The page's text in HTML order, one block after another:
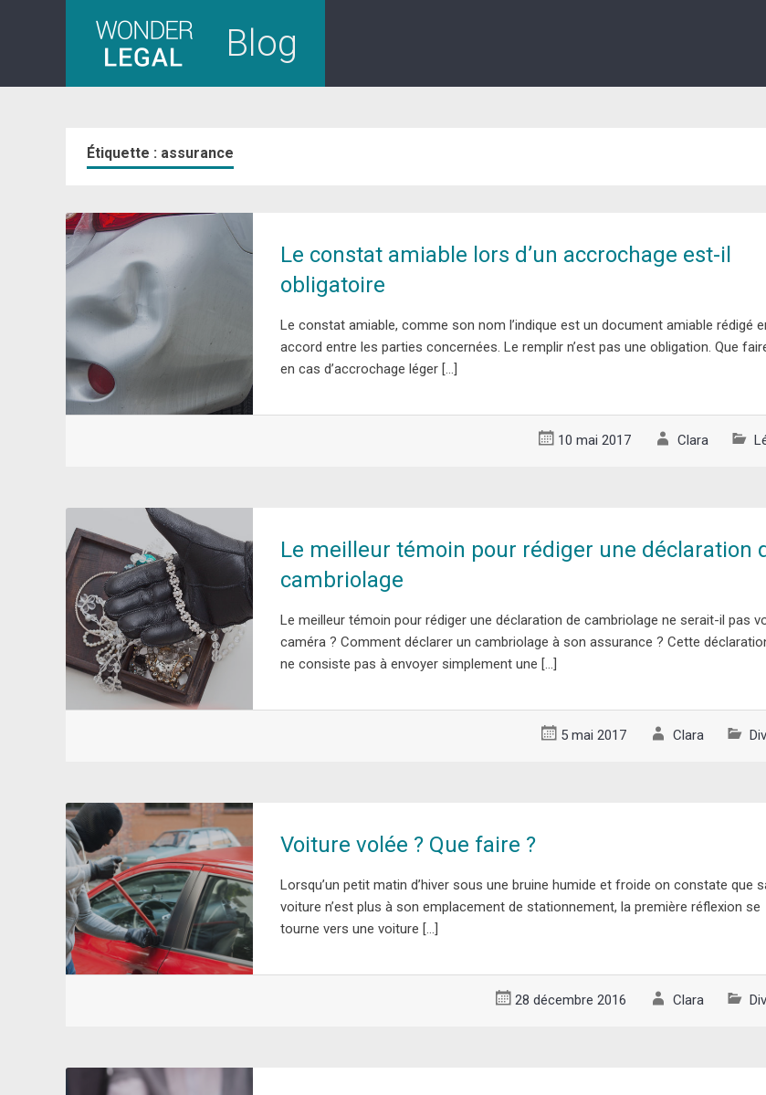
Blog
Étiquette : assurance
Le constat amiable lors d’un accrochage est-il
obligatoire
Le constat amiable, comme son nom l’indique est un document amiable rédigé
accord entre les parties concernées. Le remplir n’est pas une obligation. Que
en cas d’accrochage léger […]
10 mai 2017 Clara
Le meilleur témoin pour rédiger une déclaration
cambriolage
Le meilleur témoin pour rédiger une déclaration de cambriolage ne serait-il pas
caméra ? Comment déclarer un cambriolage à son assurance ? Cette
ne consiste pas à envoyer simplement une […]
5 mai 2017 Clara
Voiture volée ? Que faire ?
Lorsqu’un petit matin d’hiver sous une bruine humide et froide on constate que
voiture n’est plus à son emplacement de stationnement, la première réflexion se
tourne vers une voiture […]
28 décembre 2016 Clara